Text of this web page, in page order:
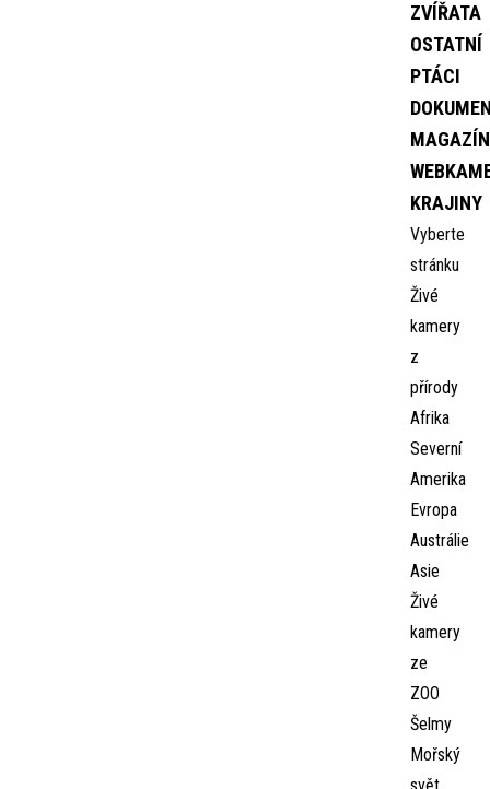
ZVÍŘATA
OSTATNÍ
PTÁCI
MAGAZÍN
KRAJINY
Vyberte
stránku
Živé
kamery
z
přírody
Afrika
Severní
Amerika
Evropa
Austrálie
Asie
Živé
kamery
ze
ZOO
Šelmy
Mořský